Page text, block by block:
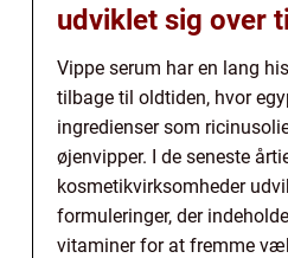
udviklet sig over
Vippe serum har en lang
tilbage til oldtiden, hvor
ingredienser som
øjenvipper. I de seneste
kosmetikvirksomheder
formuleringer, der
vitaminer for at fremme